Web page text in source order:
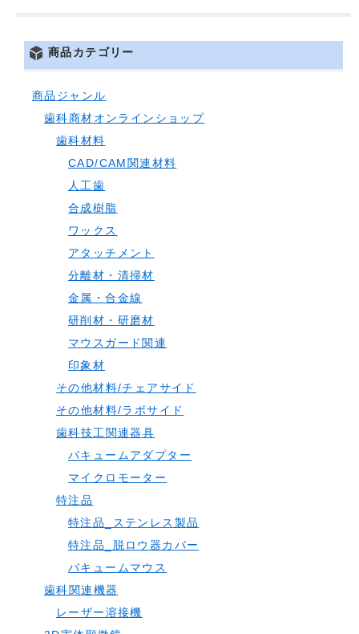
商品カテゴリー
商品ジャンル
歯科商材オンラインショップ
歯科材料
CAD/CAM関連材料
人工歯
合成樹脂
ワックス
アタッチメント
分離材・清掃材
金属・合金線
研削材・研磨材
マウスガード関連
印象材
その他材料/チェアサイド
その他材料/ラボサイド
歯科技工関連器具
バキュームアダプター
マイクロモーター
特注品
特注品_ステンレス製品
特注品_脱ロウ器カバー
バキュームマウス
歯科関連機器
レーザー溶接機